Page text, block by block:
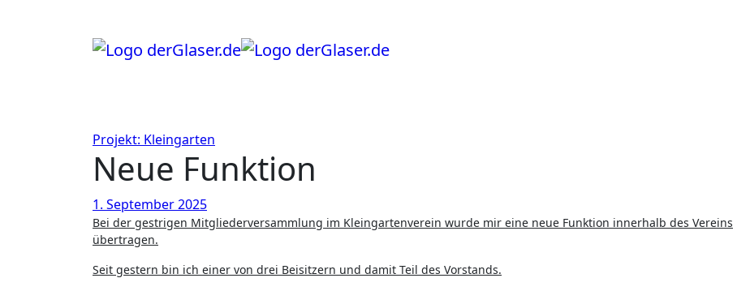
Projekt: Kleingarten
Neue Funktion
1. September 2025
Bei der gestrigen Mitgliederversammlung im Kleingartenverein wurde mir eine neue Funktion innerhalb des Vereins
übertragen.
Seit gestern bin ich einer von drei Beisitzern und damit Teil des Vorstands.